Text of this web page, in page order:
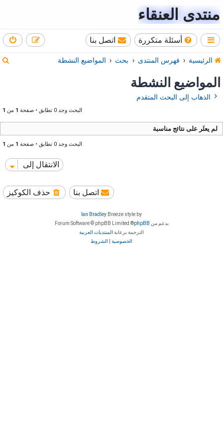
منتدى العنقاء
أسئلة متكررة اتصل بنا
الرئيسية فهرس المنتدى بحث المواضيع النشطة
المواضيع النشطة
الذهاب إلى البحث المتقدم
البحث وجد 0 تطابق • صفحة 1 من 1
لم يعثَر على نتائج مناسبة
البحث وجد 0 تطابق • صفحة 1 من 1
الانتقال إلى
حذف الكوكيز اتصل بنا
Breeze style by
Ian Bradley
بدعم من phpBB
® Forum Software © phpBB Limited
الترجمة برعاية المنتديات العربية
الخصوصية
الشروط